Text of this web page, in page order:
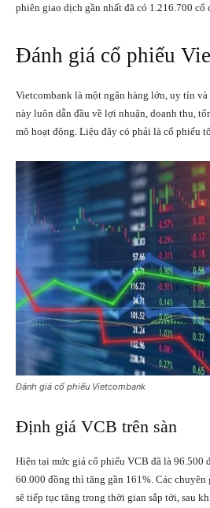
phiên giao dịch gần nhất đã có 1.216.700 cổ
Đánh giá cổ phiếu
Vietcombank là một ngân hàng lớn, uy tín
này luôn dẫn đầu về lợi nhuận, doanh thu,
mô hoạt động. Liệu đây có phải là cổ phiếu
Đánh giá cổ phiếu Vietcombank
Định giá VCB trên sàn
Hiện tại mức giá cổ phiếu VCB đã là 96.500
60.000 đồng thì tăng gần 161%. Các chuyên
sẽ tiếp tục tăng trong thời gian sắp tới, sau